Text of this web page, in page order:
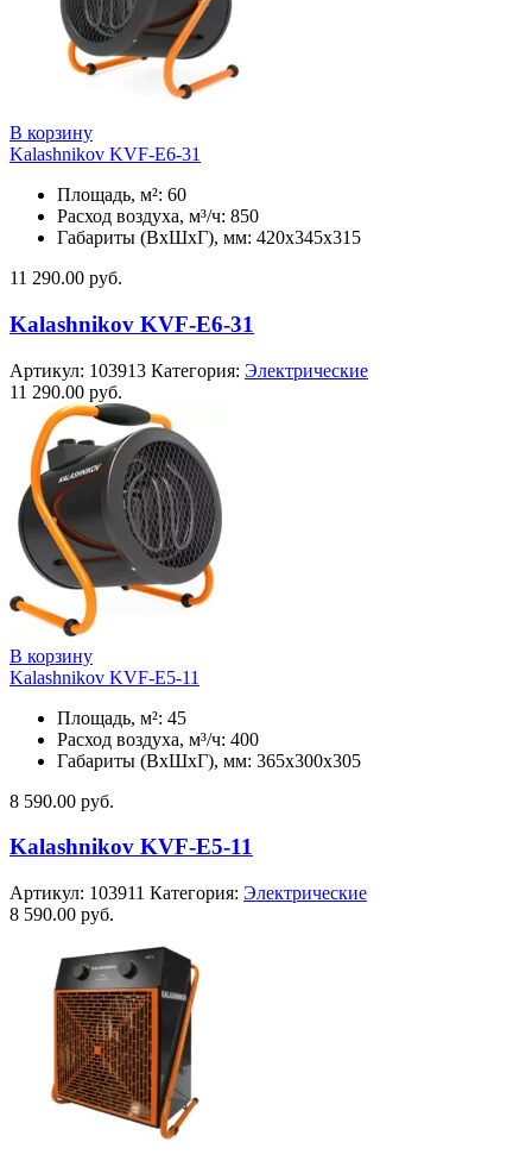
В корзину
Kalashnikov KVF-E6-31
Площадь, м²: 60
Расход воздуха, м³/ч: 850
Габариты (ВхШхГ), мм: 420x345x315
11 290.00 руб.
Kalashnikov KVF-E6-31
Артикул: 103913 Категория: Электрические
11 290.00 руб.
В корзину
Kalashnikov KVF-E5-11
Площадь, м²: 45
Расход воздуха, м³/ч: 400
Габариты (ВхШхГ), мм: 365x300x305
8 590.00 руб.
Kalashnikov KVF-E5-11
Артикул: 103911 Категория: Электрические
8 590.00 руб.